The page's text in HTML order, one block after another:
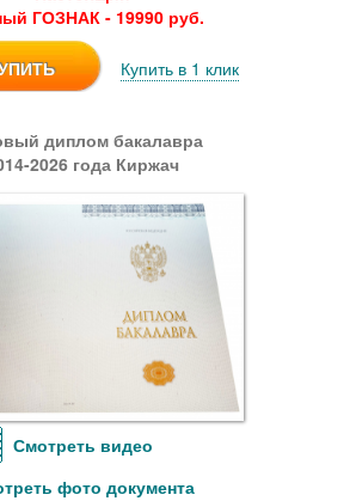
ГОЗНАК - 19990 руб.
Купить в 1 клик
диплом бакалавра
2026 года Киржач
Смотреть видео
фото документа